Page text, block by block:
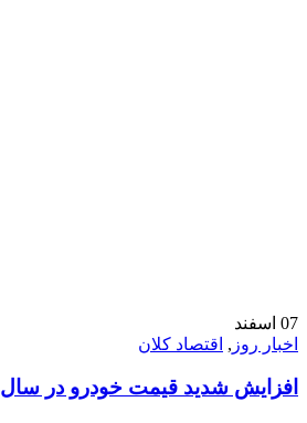
07 اسفند
اخبار روز , اقتصاد کلان
افزایش شدید قیمت خودرو در سال 1404؟!